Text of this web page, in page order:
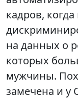
кадров,
на данных о
которых
мужчины.
замечена и у